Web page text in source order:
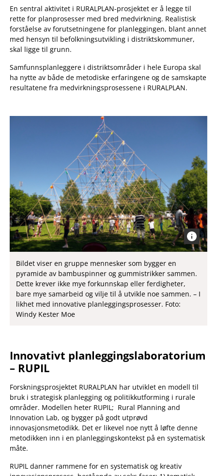
En sentral aktivitet i RURALPLAN-prosjektet er å legge til
rette for planprosesser med bred medvirkning. Realistisk
forståelse av forutsetningene for planleggingen, blant annet
med hensyn til befolkningsutvikling i distriktskommuner,
skal ligge til grunn.
Samfunnsplanleggere i distriktsområder i hele Europa skal
ha nytte av både de metodiske erfaringene og de samskapte
resultatene fra medvirkningsprosessene i RURALPLAN.
Bildet viser en gruppe mennesker som bygger en
pyramide av bambuspinner og gummistrikker sammen.
Dette krever ikke mye forkunnskap eller ferdigheter,
bare mye samarbeid og vilje til å utvikle noe sammen. – I
likhet med innovative planleggingsprosesser. Foto:
Windy Kester Moe
Innovativt planleggingslaboratorium
– RUPIL
Forskningsprosjektet RURALPLAN har utviklet en modell til
bruk i strategisk planlegging og politikkutforming i rurale
områder. Modellen heter RUPIL; Rural Planning and
Innovation Lab, og bygger på godt utprøvd
innovasjonsmetodikk. Det er likevel noe nytt å løfte denne
metodikken inn i en planleggingskontekst på en systematisk
måte.
RUPIL danner rammene for en systematisk og kreativ